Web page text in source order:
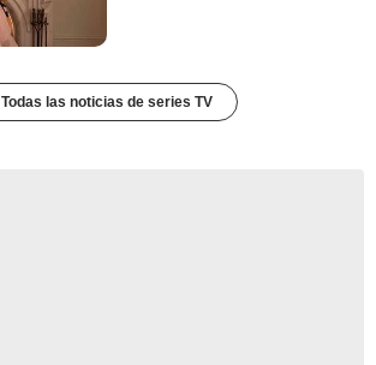
Todas las noticias de series TV